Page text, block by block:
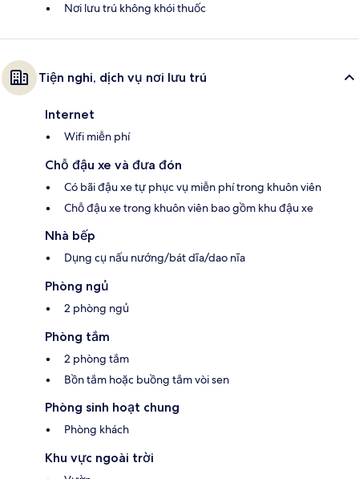
Nơi lưu trú không khói thuốc
Tiện nghi, dịch vụ nơi lưu trú
Internet
Wifi miễn phí
Chỗ đậu xe và đưa đón
Có bãi đậu xe tự phục vụ miễn phí trong khuôn viên
Chỗ đậu xe trong khuôn viên bao gồm khu đậu xe
Nhà bếp
Dụng cụ nấu nướng/bát dĩa/dao nĩa
Phòng ngủ
2 phòng ngủ
Phòng tắm
2 phòng tắm
Bồn tắm hoặc buồng tắm vòi sen
Phòng sinh hoạt chung
Phòng khách
Khu vực ngoài trời